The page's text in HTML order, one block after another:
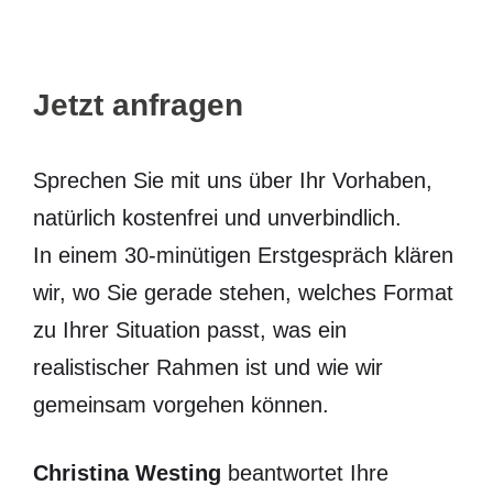
Jetzt anfragen
Sprechen Sie mit uns über Ihr Vorhaben,
natürlich kostenfrei und unverbindlich.
In einem 30-minütigen Erstgespräch klären
wir, wo Sie gerade stehen, welches Format
zu Ihrer Situation passt, was ein
realistischer Rahmen ist und wie wir
gemeinsam vorgehen können.
Christina Westing beantwortet Ihre